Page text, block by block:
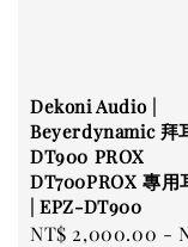
Dekoni Audio |
Beyerdynamic 拜
DT900 PROX
DT700PROX 專用
| EPZ-DT900
Regular
NT$ 2,000.00 -